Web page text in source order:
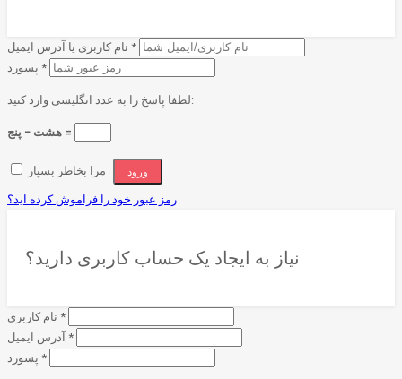
*
*
لطفا پاسخ را به عدد انگلیسی وارد کنید:
هشت − پنج =
رمز عبور خود را فراموش کرده اید؟
نیاز به ایجاد یک حساب کاربری دارید؟
*
*
*